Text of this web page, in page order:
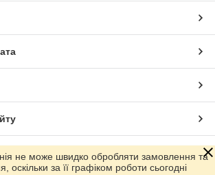
маркетплейсі Prom.ua
не може швидко обробляти замовлення та
оскільки за її графіком роботи сьогодні